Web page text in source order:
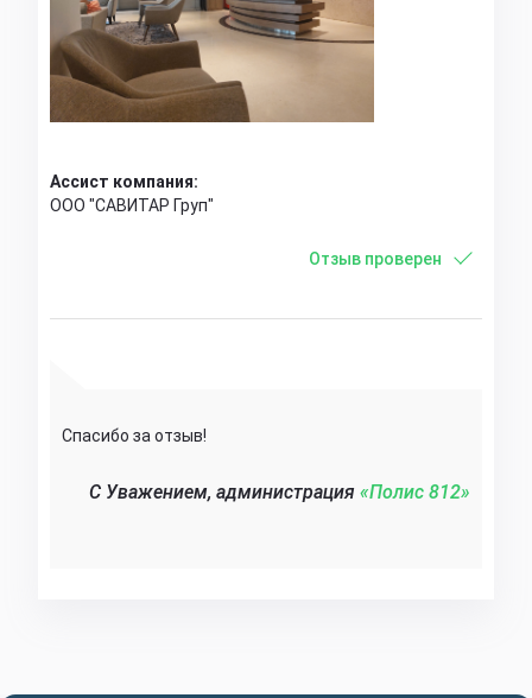
Ассист компания:
ООО "САВИТАР Груп"
Отзыв проверен
Спасибо за отзыв!
C Уважением, администрация «Полис 812»‎